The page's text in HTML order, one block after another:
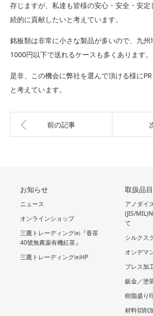
存じますが、私達も皆様の安心・安全・安
続的に貢献したいと考えています。
銘板類は非常に小さな製品が多いので、九州
1000円以下で送れるケースも多くあります。
是非、この機会に弊社を選んで頂ける様に
と考えています。
前の記事
お知らせ
ニュース
オンラインショップ
三鷹トレーディング㈱『香茶
40號無農薬有機紅茶』
三鷹トレーディング㈱HP
取扱品目
アノダイ
(JIS/
て
シルクス
オンデマ
プレス加
鈑金／塗
樹脂盛り
材料切削